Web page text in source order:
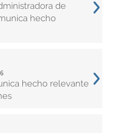
de
hecho
hecho relevante